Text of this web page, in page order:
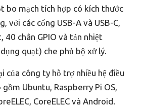
bo mạch tích hợp có kích thước
với các cổng USB-A và USB-C,
40 chân GPIO và tản nhiệt
quạt) che phủ bộ xử lý.
của công ty hỗ trợ nhiều hệ điều
gồm Ubuntu, Raspberry Pi OS,
CoreELEC và Android.